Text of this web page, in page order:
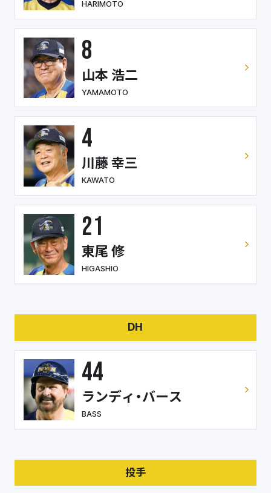
HARIMOTO
8
山本 浩二
YAMAMOTO
4
川藤 幸三
KAWATO
21
東尾 修
HIGASHIO
DH
44
ランディ・バース
BASS
投手